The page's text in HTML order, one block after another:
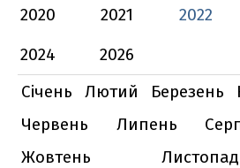
2020 2021 2022
2024
2026
Січень
Лютий Березень
Червень
Липень
Жовтень
Листопад